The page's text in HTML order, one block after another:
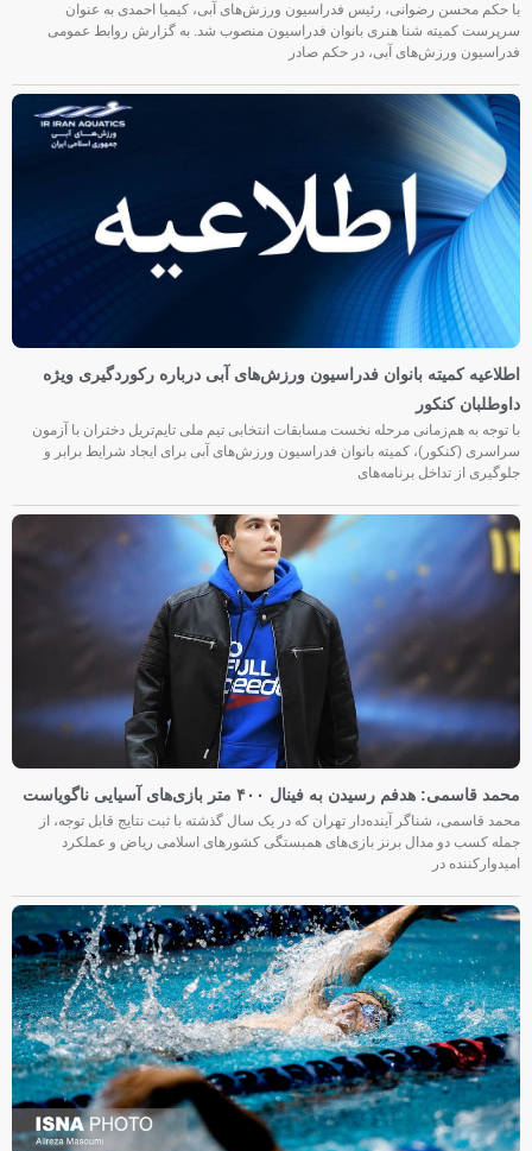
با حکم محسن رضوانی، رئیس فدراسیون ورزش‌های آبی، کیمیا احمدی به عنوان
سرپرست کمیته شنا هنری بانوان فدراسیون منصوب شد. به گزارش روابط عمومی
فدراسیون ورزش‌های آبی، در حکم صادر
اطلاعیه کمیته بانوان فدراسیون ورزش‌های آبی درباره رکوردگیری ویژه
داوطلبان کنکور
با توجه به هم‌زمانی مرحله نخست مسابقات انتخابی تیم ملی تایم‌تریل دختران با آزمون
سراسری (کنکور)، کمیته بانوان فدراسیون ورزش‌های آبی برای ایجاد شرایط برابر و
جلوگیری از تداخل برنامه‌های
محمد قاسمی: هدفم رسیدن به فینال ۴۰۰ متر بازی‌های آسیایی ناگویاست
محمد قاسمی، شناگر آینده‌دار تهران که در یک سال گذشته با ثبت نتایج قابل توجه، از
جمله کسب دو مدال برنز بازی‌های همبستگی کشورهای اسلامی ریاض و عملکرد
امیدوارکننده در